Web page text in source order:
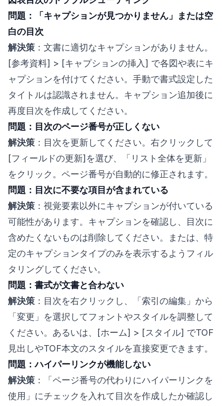
問題：「キャプションが見つかりません」または空
白の目次
解決策 ：文書に適切なキャプションがありません。
[参考資料] > [キャプションの挿入] で各図や表にキ
ャプションを付けてください。手動で書式設定した
タイトルは認識されません。キャプション追加後に
再度目次を作成してください。
問題：目次のページ番号が正しくない
解決策 ：目次を更新してください。右クリックして
[フィールドの更新]を選び、「リスト全体を更新」
をクリック。ページ番号が自動的に修正されます。
問題：目次に不要な項目が含まれている
解決策 ：視覚要素以外にキャプションが付いている
可能性があります。キャプションを確認し、目次に
含めたくないものは削除してください。または、特
定のキャプションタイプのみを表示するようフィル
タリングしてください。
問題：書式が文書と合わない
解決策 ：目次を右クリックし、「索引の編集」から
「変更」を選択してフォントやスタイルを調整して
ください。あるいは、[ホーム] > [スタイル] でTOF
見出しやTOF本文のスタイルを直接変更できます。
問題：ハイパーリンクが機能しない
解決策 ：「ページ番号の代わりにハイパーリンクを
使用」にチェックを入れて目次を作成したか確認し